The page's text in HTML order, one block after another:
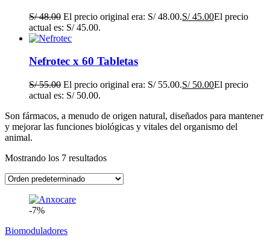
S/48.00 El precio original era: S/ 48.00.S/45.00El precio
actual es: S/ 45.00.
Nefrotec x 60 Tabletas
S/55.00 El precio original era: S/ 55.00.S/50.00El precio
actual es: S/ 50.00.
Son fármacos, a menudo de origen natural, diseñados para mantener
y mejorar las funciones biológicas y vitales del organismo del
animal.
Mostrando los 7 resultados
-7%
Biomoduladores